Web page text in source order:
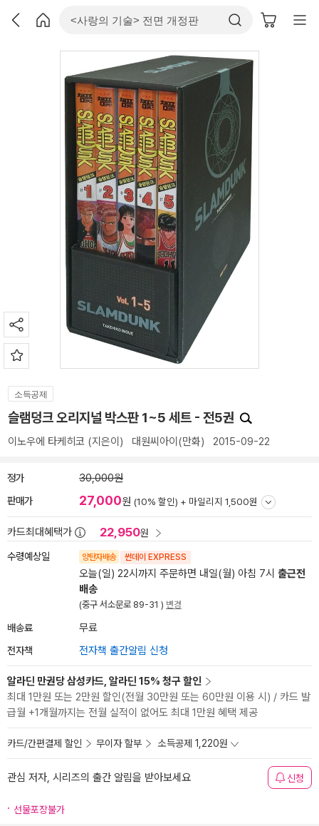
소득공제
슬램덩크 오리지널 박스판 1~5 세트 - 전5권
이노우에 타케히코 (지은이) 대원씨아이(만화) 2015-09-22
정가 30,000원
판매가 27,000원 (10% 할인) + 마일리지 1,500원
카드최대혜택가 22,950원
수령예상일 양탄자배송 썬데이 EXPRESS
오늘(일) 22시까지 주문하면 내일(월) 아침 7시 출근전
배송
(중구 서소문로 89-31 ) 변경
배송료 무료
전자책 전자책 출간알림 신청
알라딘 만권당 삼성카드, 알라딘 15% 청구 할인
최대 1만원 또는 2만원 할인(전월 30만원 또는 60만원 이용 시) / 카드 발
급월 +1개월까지는 전월 실적이 없어도 최대 1만원 혜택 제공
카드/간편결제 할인 무이자 할부 소득공제 1,220원
관심 저자, 시리즈의 출간 알림을 받아보세요 신청
선물포장불가